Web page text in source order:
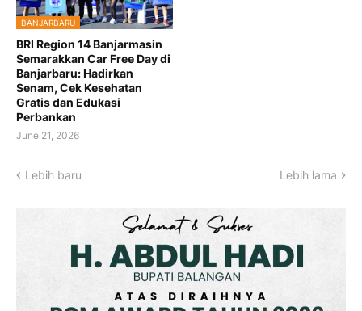
BANJARBARU
BRI Region 14 Banjarmasin
Semarakkan Car Free Day di
Banjarbaru: Hadirkan
Senam, Cek Kesehatan
Gratis dan Edukasi
Perbankan
June 21, 2026
Lebih baru Lebih lama